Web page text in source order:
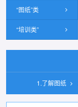
“图纸”类
“培训类”
1.了解图纸